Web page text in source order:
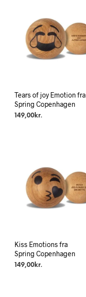
Tears of joy Emotion fra
Spring Copenhagen
149,00 kr.
Kiss Emotions fra
Spring Copenhagen
149,00 kr.